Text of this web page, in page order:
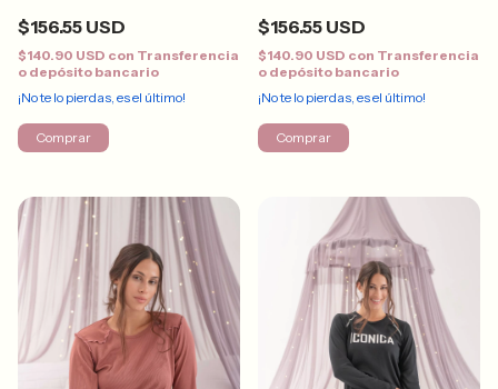
$156.55 USD
$140.90 USD con Transferencia
o depósito bancario
¡No te lo pierdas, es el último!
Comprar
$156.55 USD
$140.90 USD con Transferencia
o depósito bancario
¡No te lo pierdas, es el último!
Comprar